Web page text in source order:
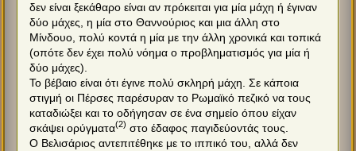
δεν είναι ξεκάθαρο είναι αν πρόκειται για μία μάχη ή έγιναν
δύο μάχες, η μία στο Θαννούριος και μια άλλη στο
Μίνδουο, πολύ κοντά η μία με την άλλη χρονικά και τοπικά
(οπότε δεν έχει πολύ νόημα ο προβληματισμός για μία ή
δύο μάχες).
Το βέβαιο είναι ότι έγινε πολύ σκληρή μάχη. Σε κάποια
στιγμή οι Πέρσες παρέσυραν το Ρωμαϊκό πεζικό να τους
καταδιώξει και το οδήγησαν σε ένα σημείο όπου είχαν
σκάψει ορύγματα(2) στο έδαφος παγιδεύοντάς τους.
Ο Βελισάριος αντεπιτέθηκε με το ιππικό του, αλλά δεν